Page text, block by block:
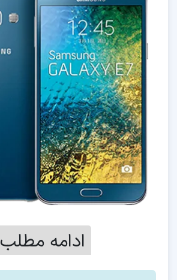
آموزش تعویض هارد و دامپ Samsung E700h
ادامه مطلب